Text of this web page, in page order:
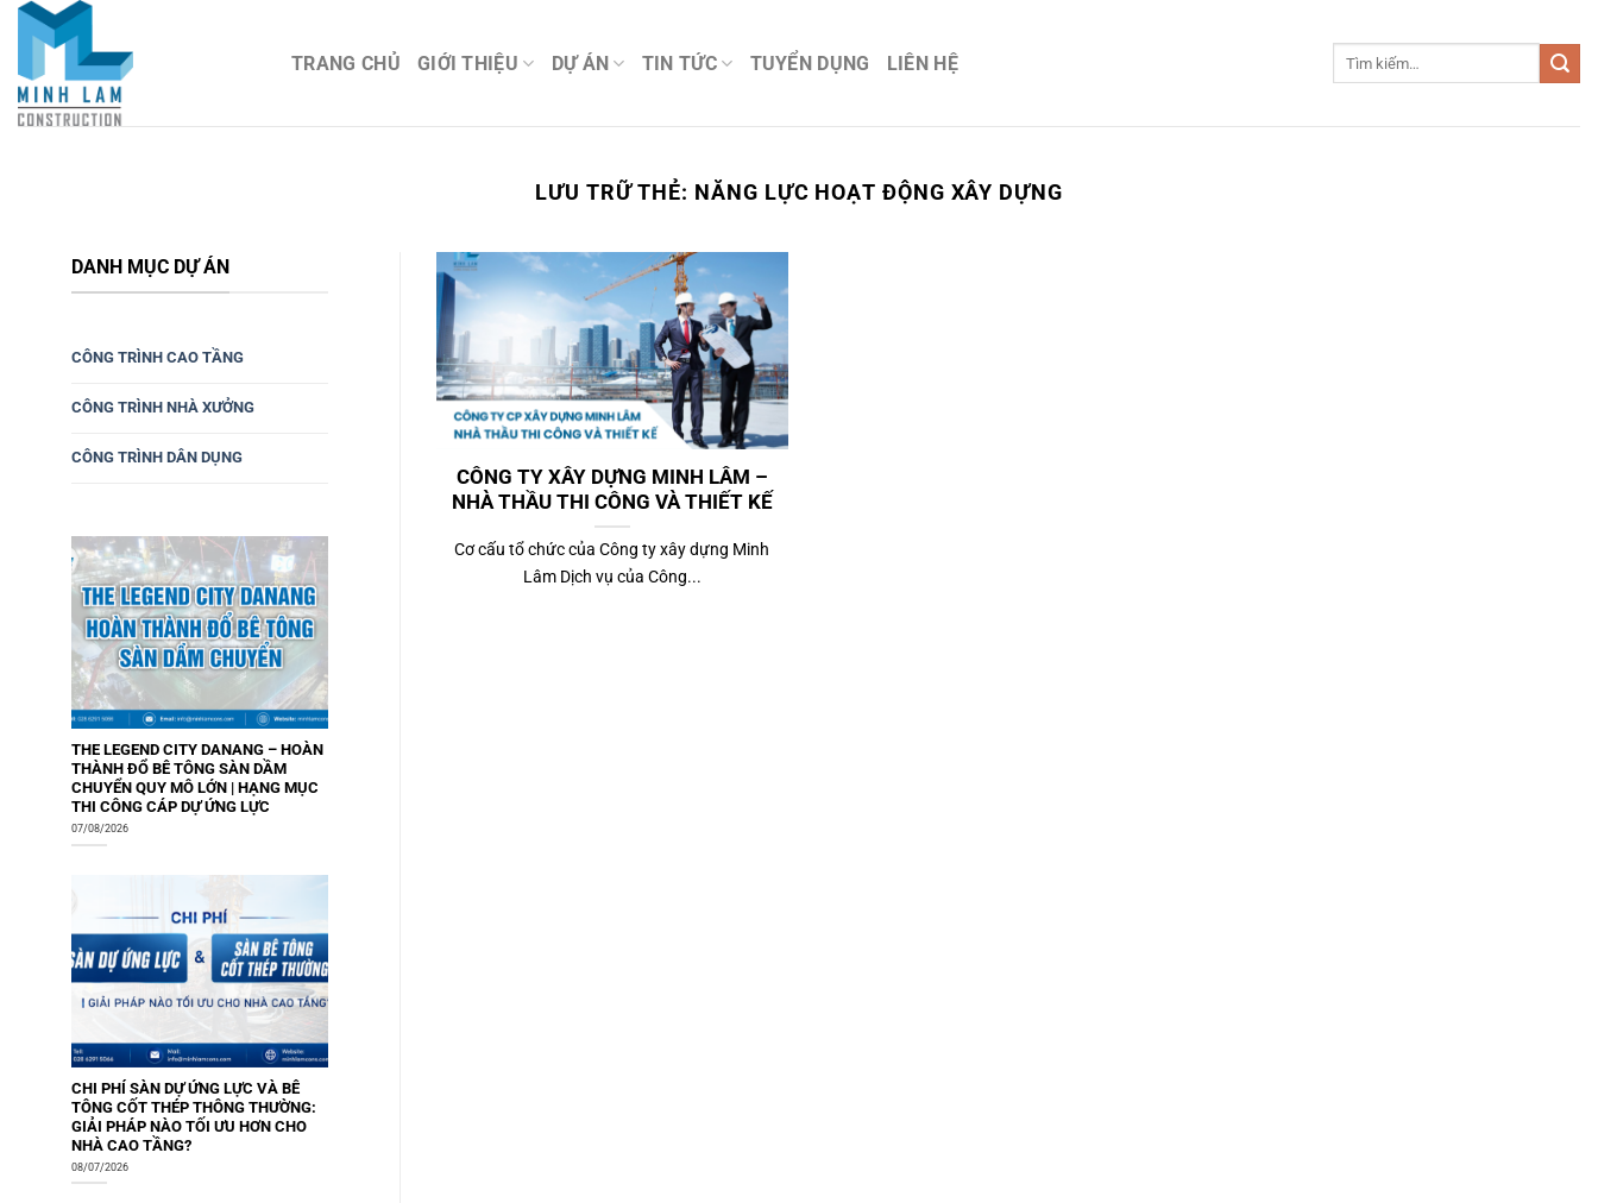
Bỏ
nội
dung
TRANG CHỦ GIỚI THIỆU DỰ ÁN TIN TỨC TUYỂN DỤNG LIÊN HỆ
LƯU TRỮ THẺ: NĂNG LỰC HOẠT ĐỘNG XÂY DỰNG
DANH MỤC DỰ ÁN
CÔNG TRÌNH CAO TẦNG
CÔNG TRÌNH NHÀ XƯỞNG
CÔNG TRÌNH DÂN DỤNG
THE LEGEND CITY DANANG – HOÀN
THÀNH ĐỔ BÊ TÔNG SÀN DẦM
CHUYỂN QUY MÔ LỚN | HẠNG MỤC
THI CÔNG CÁP DỰ ỨNG LỰC
07/08/2026
CHI PHÍ SÀN DỰ ỨNG LỰC VÀ BÊ
TÔNG CỐT THÉP THÔNG THƯỜNG:
GIẢI PHÁP NÀO TỐI ƯU HƠN CHO
NHÀ CAO TẦNG?
08/07/2026
CÔNG TY XÂY DỰNG MINH LÂM –
NHÀ THẦU THI CÔNG VÀ THIẾT KẾ
Cơ cấu tổ chức của Công ty xây dựng Minh
Lâm Dịch vụ của Công...